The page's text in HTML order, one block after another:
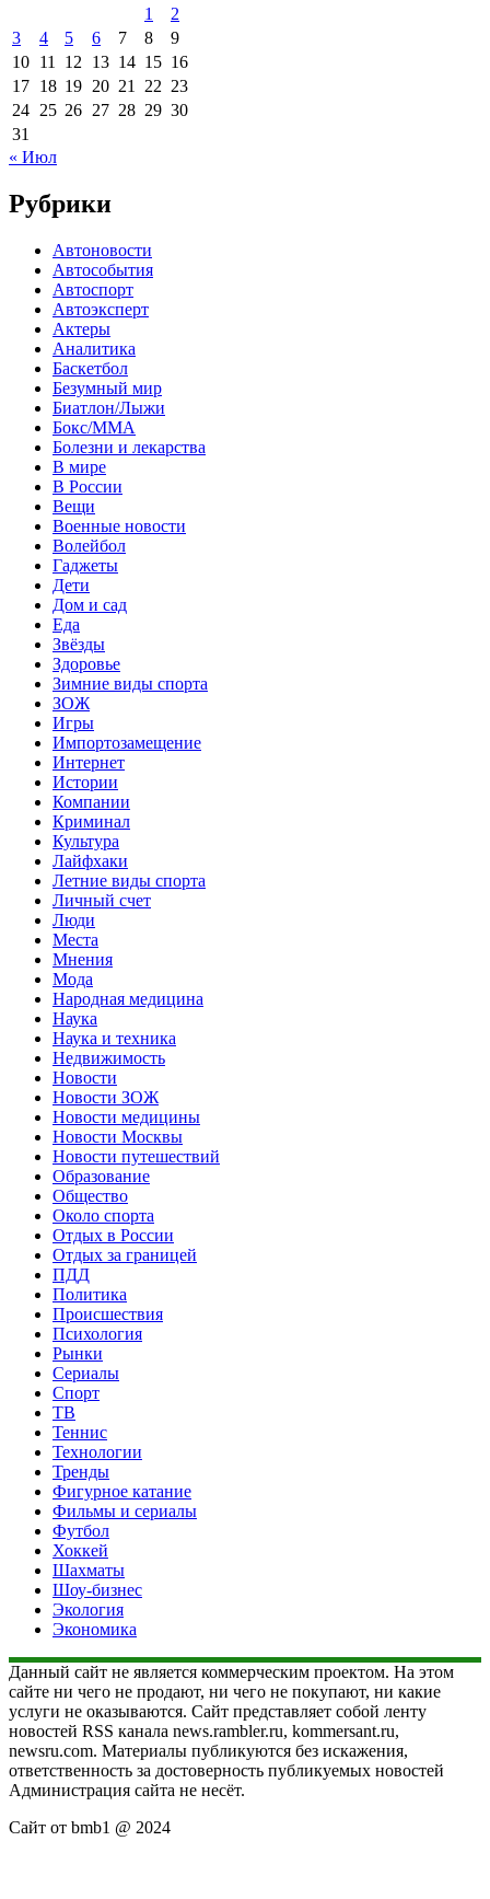
1
2
3
4 5 6 7 8
9
10 11 12 13 14 15 16
17 18 19 20 21 22 23
24 25 26 27 28 29 30
31
« Июл
Рубрики
Автоновости
Автособытия
Автоспорт
Автоэксперт
Актеры
Аналитика
Баскетбол
Безумный мир
Биатлон/Лыжи
Бокс/MMA
Болезни и лекарства
В мире
В России
Вещи
Военные новости
Волейбол
Гаджеты
Дети
Дом и сад
Еда
Звёзды
Здоровье
Зимние виды спорта
ЗОЖ
Игры
Импортозамещение
Интернет
Истории
Компании
Криминал
Культура
Лайфхаки
Летние виды спорта
Личный счет
Люди
Места
Мнения
Мода
Народная медицина
Наука
Наука и техника
Недвижимость
Новости
Новости ЗОЖ
Новости медицины
Новости Москвы
Новости путешествий
Образование
Общество
Около спорта
Отдых в России
Отдых за границей
ПДД
Политика
Происшествия
Психология
Рынки
Сериалы
Спорт
ТВ
Теннис
Технологии
Тренды
Фигурное катание
Фильмы и сериалы
Футбол
Хоккей
Шахматы
Шоу-бизнес
Экология
Экономика
Данный сайт не является коммерческим проектом. На этом
сайте ни чего не продают, ни чего не покупают, ни какие
услуги не оказываются. Сайт представляет собой ленту
новостей RSS канала news.rambler.ru, kommersant.ru,
newsru.com. Материалы публикуются без искажения,
ответственность за достоверность публикуемых новостей
Администрация сайта не несёт.
Сайт от bmb1 @ 2024